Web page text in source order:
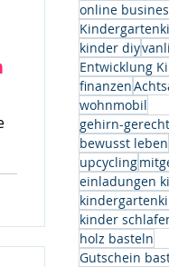
kinder diy
Entwicklung
finanzen
wohnmobil
gehirn-gerecht
bewusst leben
upcycling
holz basteln
Gutschein